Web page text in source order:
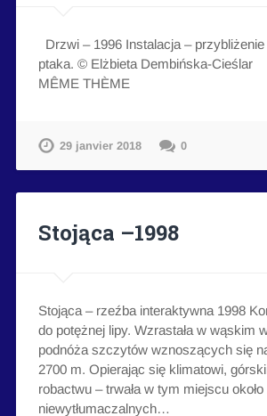
Drzwi – 1996 Instalacja –
ptaka. © Elżbieta Dembińska-
MÊME THÈME
29 janvier 2018 0
Stojąca –1998
Stojąca – rzeźba interaktywna 1998
do potężnej lipy. Wzrastała w wąskim
podnóża szczytów wznoszących się
2700 m. Opierając się klimatowi,
robactwu – trwała w tym miejscu
niewytłumaczalnych…